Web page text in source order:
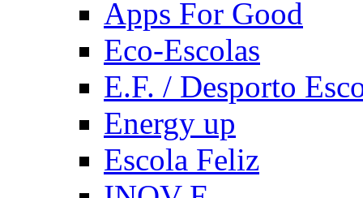
Apps For Good
Eco-Escolas
E.F. / Desporto
Energy up
Escola Feliz